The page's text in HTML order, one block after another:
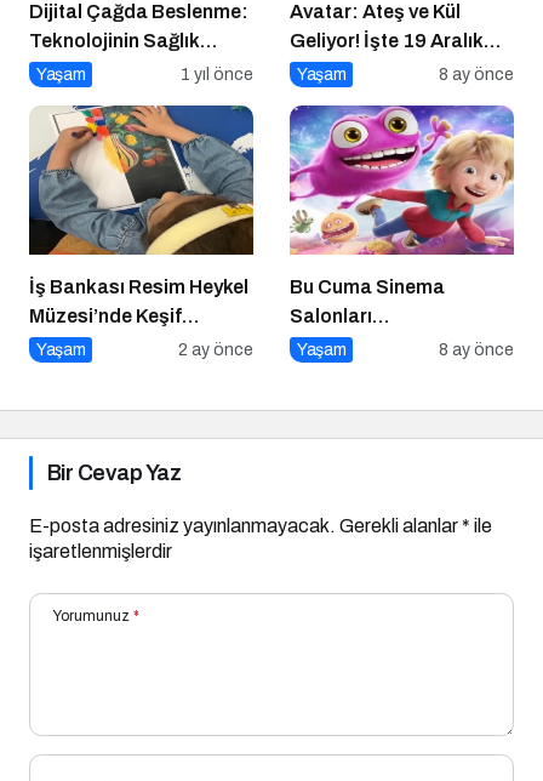
Dijital Çağda Beslenme:
Teknolojinin Sağlık
Üzerindeki Etkileri ve
Yaşam 1 yıl önce
Avatar: Ateş ve Kül
Geliyor! İşte 19 Aralık
Vizyon Filmleri
Yaşam 8 ay önce
İş Bankası Resim Heykel
Müzesi’nde Keşif
Başlıyor!
Yaşam 2 ay önce
Bu Cuma Sinema
Salonları
Hareketleniyor: 26 Aralık
Yaşam 8 ay önce
Bir Cevap Yaz
E-posta adresiniz yayınlanmayacak. Gerekli alanlar* ile
işaretlenmişlerdir
Yorumunuz *